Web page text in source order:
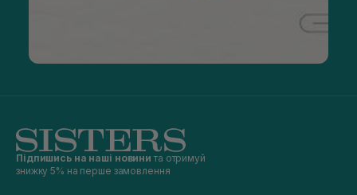
Підпишись на наші новини та отримуй
знижку 5% на перше замовлення